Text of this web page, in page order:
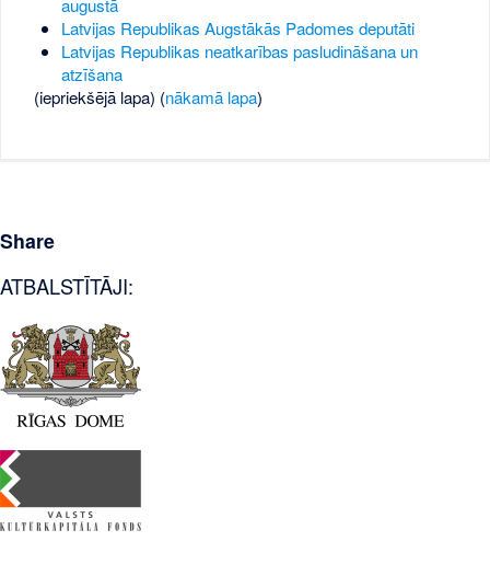
augustā
Latvijas Republikas Augstākās Padomes deputāti
Latvijas Republikas neatkarības pasludināšana un
atzīšana
(iepriekšējā lapa) (nākamā lapa)
Share
ATBALSTĪTĀJI: